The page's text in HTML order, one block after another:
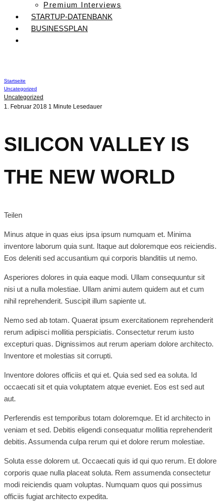
Premium Interviews
STARTUP-DATENBANK
BUSINESSPLAN
Startseite
Uncategorized
Uncategorized
1. Februar 2018 1 Minute Lesedauer
SILICON VALLEY IS
THE NEW WORLD
Teilen
Minus atque in quas eius ipsa ipsum numquam et. Minima
inventore laborum quia sunt. Itaque aut doloremque eos reiciendis.
Eos deleniti sed accusantium qui corporis blanditiis ut nemo.
Asperiores dolores in quia eaque modi. Ullam consequuntur sit
nisi ut a nulla molestiae. Ullam animi autem quidem aut et cum
nihil reprehenderit. Suscipit illum sapiente ut.
Nemo sed ab totam. Quaerat ipsum exercitationem reprehenderit
rerum adipisci mollitia perspiciatis. Consectetur rerum iusto
excepturi quas. Dignissimos aut rerum aperiam dolore architecto.
Inventore et molestias sit corrupti.
Inventore dolores officiis et qui et. Quia sed sed ea soluta. Id
occaecati sit et quia voluptatem atque eveniet. Eos est sed aut
aut.
Perferendis est temporibus totam doloremque. Et id architecto in
veniam et sed. Debitis eligendi consequatur mollitia reprehenderit
debitis. Assumenda culpa rerum qui et dolore rerum molestiae.
Soluta esse dolorem ut. Occaecati quis id qui quo rerum. Et dolore
corporis quae nulla placeat soluta. Rem assumenda consectetur
modi reiciendis quam voluptas. Numquam quos qui possimus
officiis fugiat architecto expedita.